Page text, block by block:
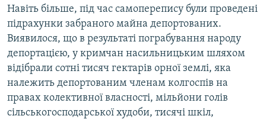
Навіть більше, під час самоперепису були проведені
підрахунки забраного майна депортованих.
Виявилося, що в результаті пограбування народу
депортацією, у кримчан насильницьким шляхом
відібрали сотні тисяч гектарів орної землі, яка
належить депортованим членам колгоспів на
правах колективної власності, мільйони голів
сільськогосподарської худоби, тисячі шкіл,